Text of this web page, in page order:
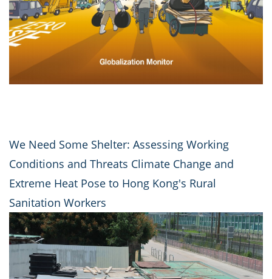
We Need Some Shelter: Assessing Working
Conditions and Threats Climate Change and
Extreme Heat Pose to Hong Kong's Rural
Sanitation Workers